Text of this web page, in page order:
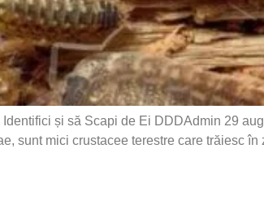
și să Scapi de Ei DDDAdmin 29
sunt mici crustacee terestre care trăiesc